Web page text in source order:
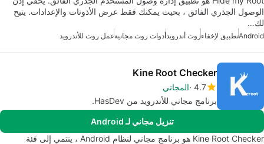
الوصول الجذري الفائق ، بحيث يمكنك فقط عرض الأذونات والإعدادات. يتيح
لك…
Androidتطبيق لإخفاءروت أندرويدأدوات روت مجانيةعمل روت للأندرويد
Kine Root Checker
4.7 المجاني
برنامج مجاني للأندرويد من HasDev.
تنزيل مجاني لـ Android
Kine Root Checker هو برنامج مجاني لنظام Android ، ينتمي إلى فئة